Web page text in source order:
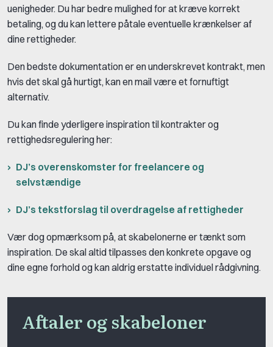
uenigheder. Du har bedre mulighed for at kræve korrekt
betaling, og du kan lettere påtale eventuelle krænkelser af
dine rettigheder.
Den bedste dokumentation er en underskrevet kontrakt, men
hvis det skal gå hurtigt, kan en mail være et fornuftigt
alternativ.
Du kan finde yderligere inspiration til kontrakter og
rettighedsregulering her:
DJ’s overenskomster for freelancere og
selvstændige
DJ’s tekstforslag til overdragelse af rettigheder
Vær dog opmærksom på, at skabelonerne er tænkt som
inspiration. De skal altid tilpasses den konkrete opgave og
dine egne forhold og kan aldrig erstatte individuel rådgivning.
Aftaler og skabeloner